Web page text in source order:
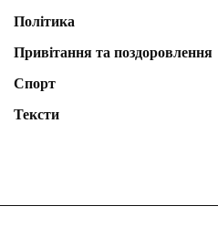
Політика
Привітання та поздоровлення
Спорт
Тексти